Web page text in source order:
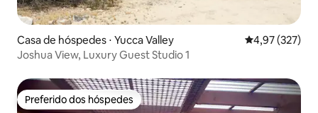
Casa de hóspedes ⋅ Yucca Valley 4,97 de uma
4,97 (327)
Joshua View, Luxury Guest Studio 1
Preferido dos hóspedes
Preferido dos hóspedes